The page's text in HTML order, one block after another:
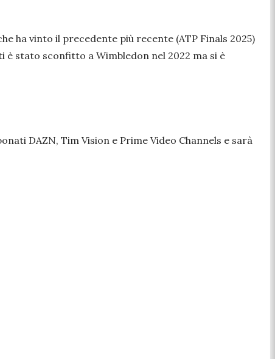
ha vinto il precedente più recente (ATP Finals 2025)
è stato sconfitto a Wimbledon nel 2022 ma si è
DAZN, Tim Vision e Prime Video Channels e sarà